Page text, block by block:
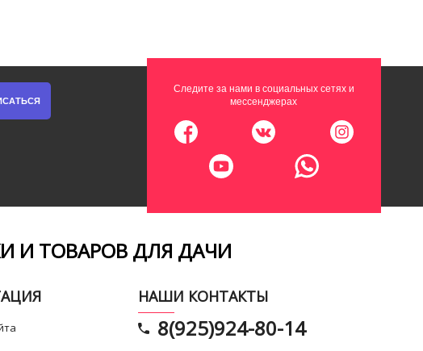
Следите за нами в социальных сетях и
мессенджерах
И ТОВАРОВ ДЛЯ ДАЧИ
НАШИ КОНТАКТЫ
8(925)924-80-14